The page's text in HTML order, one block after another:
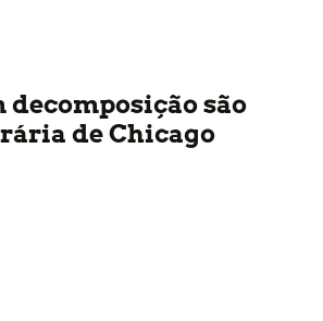
decomposição são
de Chicago